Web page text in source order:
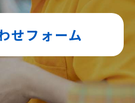
せフォーム